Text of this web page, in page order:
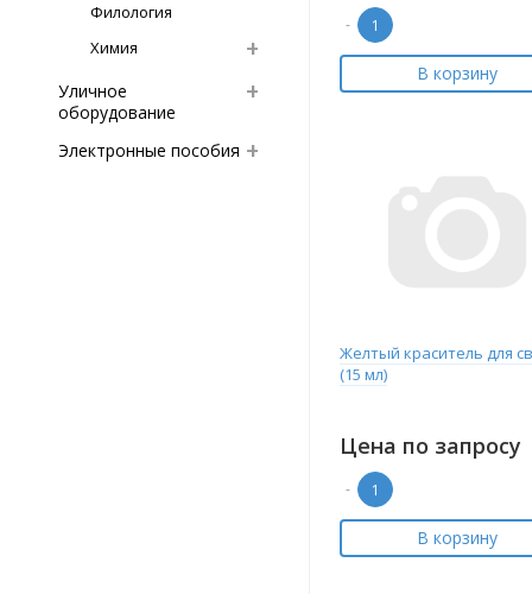
Филология
Химия
Уличное
оборудование
Электронные пособия
-
В корзину
Желтый краситель для
(15 мл)
Цена по запросу
-
В корзину